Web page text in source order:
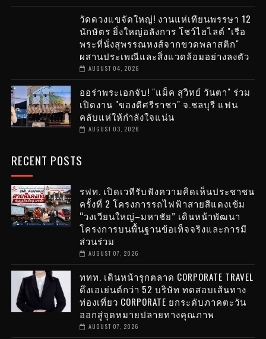
วัดดวงแขจัดใหญ่! งานแห่เทียนพรรษา 12
นักษัตร ยิ่งใหญ่อลังการ โชว์ไฮไลต์ "เรือ
พระที่นั่งสุพรรณหงส์จากขวดพลาสติก"
ผสานประเพณีและสิ่งแวดล้อมอย่างลงตัว
AUGUST 04, 2026
ออร่าพระเอกจับ! "แม็ค สุวิทย์ วันตา" ร่วม
เปิดงาน "ของดีศรีราชา" จ.ชลบุรี แฟน
คลับแห่ให้กำลังใจแน่น
AUGUST 03, 2026
RECENT POSTS
รฟท. เปิดเวทีรับฟังความคิดเห็นประชาชน
ครั้งที่ 2 โครงการรถไฟฟ้าสายสีแดงเข้ม
“วงเวียนใหญ่–มหาชัย” เดินหน้าพัฒนา
โครงการบนพื้นฐานข้อเท็จจริงและการมี
ส่วนร่วม
AUGUST 07, 2026
ททท. เดินหน้ารุกตลาด CORPORATE TRAVEL
ดึงเอเย่นต์กว่า 52 บริษัท ทดสอบเส้นทาง
ท่องเที่ยว CORPORATE ยกระดับภาคตะวัน
ออกสู่จุดหมายปลายทางคุณภาพ
AUGUST 07, 2026